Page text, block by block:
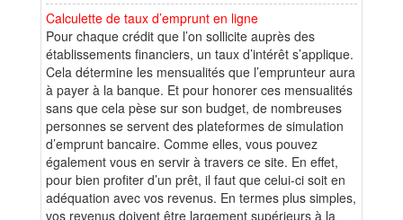
Calculette de taux d’emprunt en ligne
Pour chaque crédit que l’on sollicite auprès des
établissements financiers, un taux d’intérêt s’applique.
Cela détermine les mensualités que l’emprunteur aura
à payer à la banque. Et pour honorer ces mensualités
sans que cela pèse sur son budget, de nombreuses
personnes se servent des plateformes de simulation
d’emprunt bancaire. Comme elles, vous pouvez
également vous en servir à travers ce site. En effet,
pour bien profiter d’un prêt, il faut que celui-ci soit en
adéquation avec vos revenus. En termes plus simples,
vos revenus doivent être largement supérieurs à la